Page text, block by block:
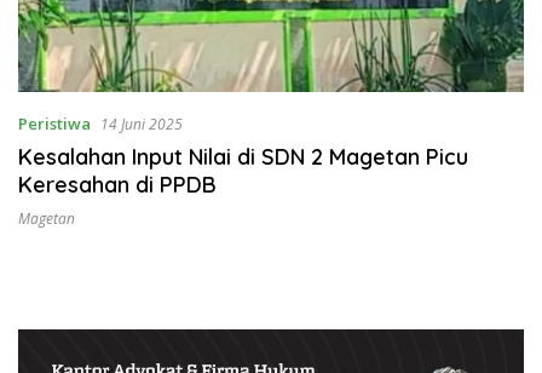
Peristiwa 14 Juni 2025
Kesalahan Input Nilai di SDN 2 Magetan Picu
Keresahan di PPDB
Magetan